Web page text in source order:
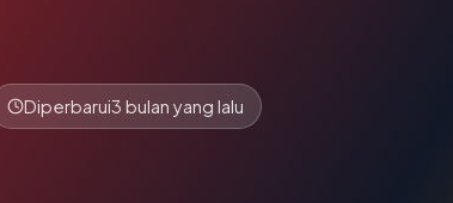
Diperbarui3 bulan yang lalu